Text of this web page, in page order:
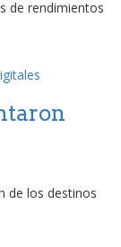
de rendimientos
de los destinos